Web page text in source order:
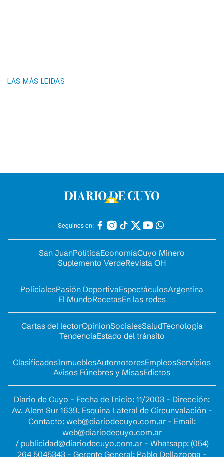
LAS MÁS LEIDAS
Seguinos en:
San JuanPolíticaEconomíaCuyo Minero
Suplemento VerdeRevista OH
PolicialesPasión DeportivaEspectáculosArgentina
El MundoRecetasEn las redes
Cartas del lectorOpinionSocialesSaludTecnología
TendenciaEstado del tránsito
ClasificadosInmueblesAutomotoresEmpleosServicios
Avisos Fúnebres y MisasEdictos
Diario de Cuyo - Fecha de Inicio: 11/2003 - Dirección:
Av. Alem Sur 1639. Esquina Lateral de Circunvalación -
Contacto: web@diariodecuyo.com.ar- Email:
web@diariodecuyo.com.ar
/ publicidad@diariodecuyo.com.ar- Whatsapp: (054)
264 5045343 - Gerente General: Pablo Dellazoppa -